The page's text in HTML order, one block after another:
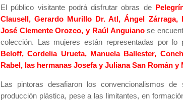
El público visitante podrá disfrutar obras de
Clausell, Gerardo Murillo Dr. Atl, Ángel Zárraga,
José Clemente Orozco, y Raúl Anguianose
colección. Las mujeres están representadas por lo
Beloff, Cordelia Urueta, Manuela Ballester,
Rabel, las hermanas Josefa y Juliana San Román y
Las pintoras desafiaron los convencionalismos
producción plástica, pese a las limitantes, en